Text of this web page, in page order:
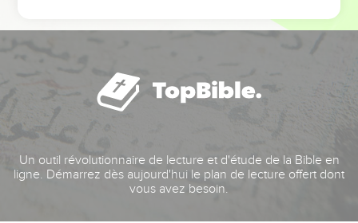
Un outil révolutionnaire de lecture et d'étude de la Bible en
ligne. Démarrez dès aujourd'hui le plan de lecture offert dont
vous avez besoin.